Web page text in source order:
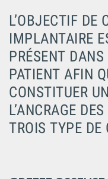
L’OBJECTIF DE
IMPLANTAIRE
PRÉSENT
PATIENT AFIN
CONSTITUER
L’ANCRAGE
TROIS TYPE DE